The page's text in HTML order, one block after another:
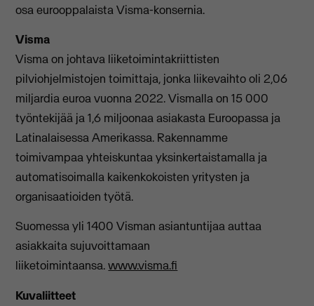
osa eurooppalaista Visma-konsernia.
Visma
Visma on johtava liiketoimintakriittisten
pilviohjelmistojen toimittaja, jonka liikevaihto oli 2,06
miljardia euroa vuonna 2022. Vismalla on 15 000
työntekijää ja 1,6 miljoonaa asiakasta Euroopassa ja
Latinalaisessa Amerikassa. Rakennamme
toimivampaa yhteiskuntaa yksinkertaistamalla ja
automatisoimalla kaikenkokoisten yritysten ja
organisaatioiden työtä.
Suomessa yli 1400 Visman asiantuntijaa auttaa
asiakkaita sujuvoittamaan
liiketoimintaansa.www.visma.fi
Kuvaliitteet